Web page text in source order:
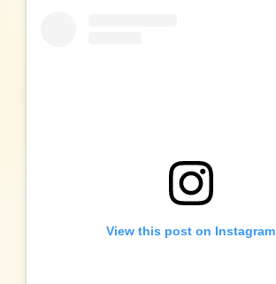
View this post on Instagram